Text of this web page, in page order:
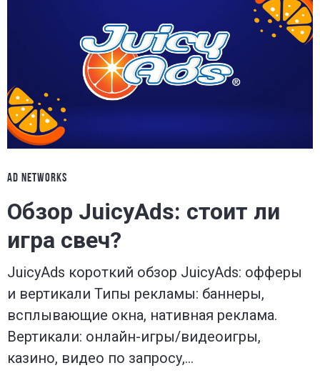
AD NETWORKS
Обзор JuicyAds: стоит ли
игра свеч?
JuicyAds короткий обзор JuicyAds: офферы
и вертикали Типы рекламы: баннеры,
всплывающие окна, нативная реклама.
Вертикали: онлайн-игры/видеоигры,
казино, видео по запросу,…